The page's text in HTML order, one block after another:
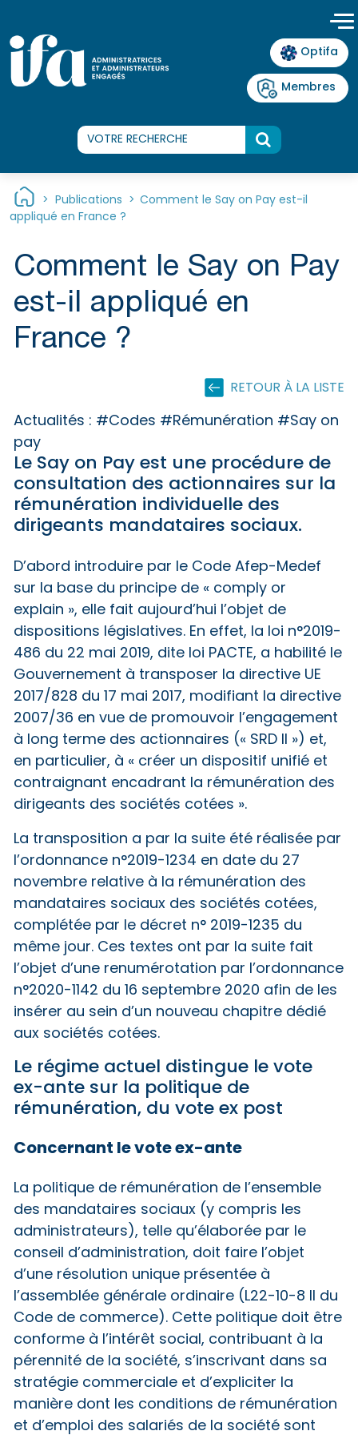
Optifa
Membres
> Publications > Comment le Say on Pay est-il
appliqué en France ?
Comment le Say on Pay
est-il appliqué en
France ?
RETOUR À LA LISTE
Actualités : #Codes #Rémunération #Say on
pay
Le Say on Pay est une procédure de
consultation des actionnaires sur la
rémunération individuelle des
dirigeants mandataires sociaux.
D’abord introduire par le Code Afep-Medef
sur la base du principe de « comply or
explain », elle fait aujourd’hui l’objet de
dispositions législatives. En effet, la loi n°2019-
486 du 22 mai 2019, dite loi PACTE, a habilité le
Gouvernement à transposer la directive UE
2017/828 du 17 mai 2017, modifiant la directive
2007/36 en vue de promouvoir l’engagement
à long terme des actionnaires (« SRD II ») et,
en particulier, à « créer un dispositif unifié et
contraignant encadrant la rémunération des
dirigeants des sociétés cotées ».
La transposition a par la suite été réalisée par
l’ordonnance n°2019-1234 en date du 27
novembre relative à la rémunération des
mandataires sociaux des sociétés cotées,
complétée par le décret n° 2019-1235 du
même jour. Ces textes ont par la suite fait
l’objet d’une renumérotation par l’ordonnance
n°2020-1142 du 16 septembre 2020 afin de les
insérer au sein d’un nouveau chapitre dédié
aux sociétés cotées.
Le régime actuel distingue le vote
ex-ante sur la politique de
rémunération, du vote ex post
Concernant le vote ex-ante
La politique de rémunération de l’ensemble
des mandataires sociaux (y compris les
administrateurs), telle qu’élaborée par le
conseil d’administration, doit faire l’objet
d’une résolution unique présentée à
l’assemblée générale ordinaire (L22-10-8 II du
Code de commerce). Cette politique doit être
conforme à l’intérêt social, contribuant à la
pérennité de la société, s’inscrivant dans sa
stratégie commerciale et d’expliciter la
manière dont les conditions de rémunération
et d’emploi des salariés de la société sont